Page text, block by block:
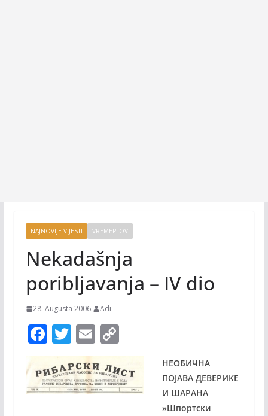
NAJNOVIJE VIJESTI VREMEPLOV
Nekadašnja
poribljavanja – IV dio
28. Augusta 2006. Adi
F
ac
e
b
T
w
itt
er
E
m
ai
l
C
o
p
y
НЕОБИЧНА
ПОЈАВА ДЕВЕРИКЕ
И ШАРАНА
»Шпортски